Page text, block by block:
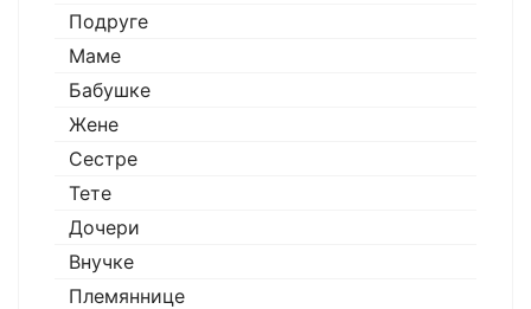
Подруге
Маме
Бабушке
Жене
Сестре
Тете
Дочери
Внучке
Племяннице